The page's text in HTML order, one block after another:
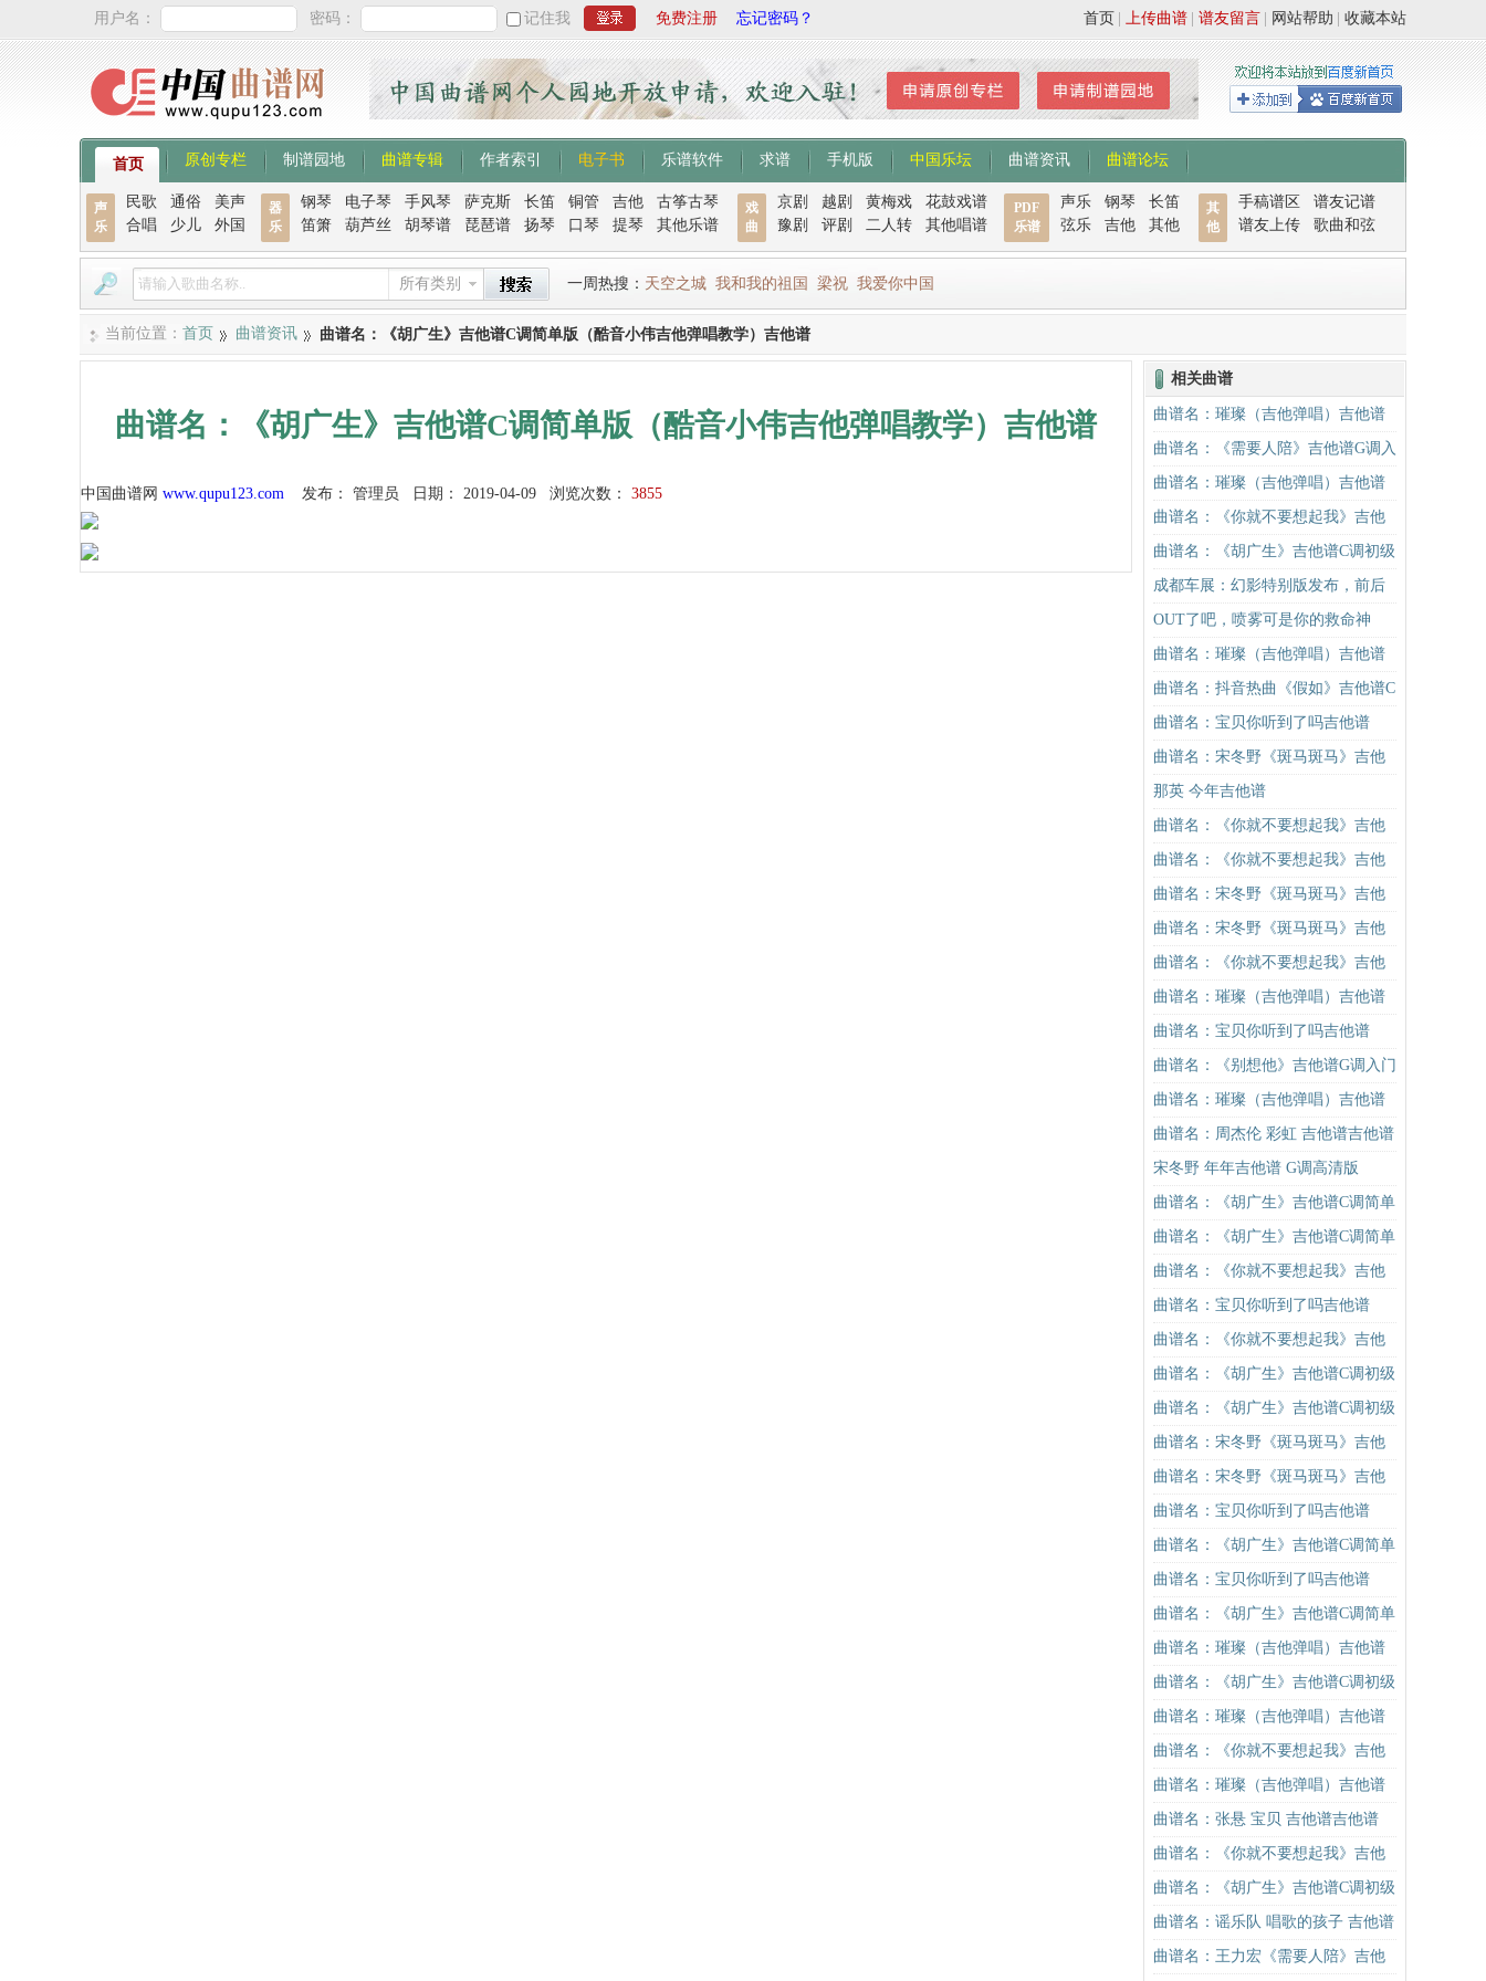
用户名： 密码： 记住我 免费注册 忘记密码？ 收藏本站
网站帮助
谱友留言
上传曲谱
首页
首页 原创专栏 制谱园地 曲谱专辑 作者索引 电子书 乐谱软件 求谱 手机版 中国乐坛 曲谱资讯 曲谱论坛
声
乐
民歌 通俗
美声
合唱
少儿 外国
器
乐
钢琴 电子琴 手风琴 萨克斯 长笛 铜管 吉他
古筝古琴
笛箫
葫芦丝 胡琴谱 琵琶谱 扬琴 口琴 提琴 其他乐谱
戏
曲
京剧 越剧 黄梅戏
花鼓戏谱
豫剧
评剧 二人转 其他唱谱
PDF
乐谱
声乐 钢琴
长笛
弦乐
吉他 其他
其
他
手稿谱区
谱友记谱
谱友上传
歌曲和弦
所有类别 一周热搜： 天空之城 我和我的祖国 梁祝 我爱你中国
当前位置： 首页 曲谱资讯 曲谱名：《胡广生》吉他谱C调简单版（酷音小伟吉他弹唱教学）吉他谱
曲谱名：《胡广生》吉他谱C调简单版（酷音小伟吉他弹唱教学）吉他谱
中国曲谱网 www.qupu123.com 发布： 管理员 日期： 2019-04-09 浏览次数： 3855
相关曲谱
曲谱名：璀璨（吉他弹唱）吉他谱
曲谱名：《需要人陪》吉他谱G调入
门版 西虹市首富推广曲 高音教编配
吉他谱
曲谱名：璀璨（吉他弹唱）吉他谱
曲谱名：《你就不要想起我》吉他
谱C调简单版吉他谱
曲谱名：《胡广生》吉他谱C调初级
进阶版（酷音小伟吉他弹唱教学）
吉他谱
成都车展：幻影特别版发布，前后
排隔断
OUT了吧，喷雾可是你的救命神
器！
曲谱名：璀璨（吉他弹唱）吉他谱
曲谱名：抖音热曲《假如》吉他谱C
调入门版 信乐团 高音教编配吉他谱
曲谱名：宝贝你听到了吗吉他谱
曲谱名：宋冬野《斑马斑马》吉他
谱G调初级进阶版（酷音小伟吉他教
学）吉他谱
那英 今年吉他谱
曲谱名：《你就不要想起我》吉他
谱C调简单版吉他谱
曲谱名：《你就不要想起我》吉他
谱C调简单版吉他谱
曲谱名：宋冬野《斑马斑马》吉他
谱G调初级进阶版（酷音小伟吉他教
学）吉他谱
曲谱名：宋冬野《斑马斑马》吉他
谱C调简单版（酷音小伟吉他教学）
吉他谱
曲谱名：《你就不要想起我》吉他
谱C调简单版吉他谱
曲谱名：璀璨（吉他弹唱）吉他谱
曲谱名：宝贝你听到了吗吉他谱
曲谱名：《别想他》吉他谱G调入门
版 抖音热曲 高音教编配吉他谱
曲谱名：璀璨（吉他弹唱）吉他谱
曲谱名：周杰伦 彩虹 吉他谱吉他谱
宋冬野 年年吉他谱 G调高清版
曲谱名：《胡广生》吉他谱C调简单
版（酷音小伟吉他弹唱教学）吉他
谱
曲谱名：《胡广生》吉他谱C调简单
版（酷音小伟吉他弹唱教学）吉他
谱
曲谱名：《你就不要想起我》吉他
谱C调简单版吉他谱
曲谱名：宝贝你听到了吗吉他谱
曲谱名：《你就不要想起我》吉他
谱C调简单版吉他谱
曲谱名：《胡广生》吉他谱C调初级
进阶版（酷音小伟吉他弹唱教学）
吉他谱
曲谱名：《胡广生》吉他谱C调初级
进阶版（酷音小伟吉他弹唱教学）
吉他谱
曲谱名：宋冬野《斑马斑马》吉他
谱C调简单版（酷音小伟吉他教学）
吉他谱
曲谱名：宋冬野《斑马斑马》吉他
谱C调简单版（酷音小伟吉他教学）
吉他谱
曲谱名：宝贝你听到了吗吉他谱
曲谱名：《胡广生》吉他谱C调简单
版（酷音小伟吉他弹唱教学）吉他
谱
曲谱名：宝贝你听到了吗吉他谱
曲谱名：《胡广生》吉他谱C调简单
版（酷音小伟吉他弹唱教学）吉他
谱
曲谱名：璀璨（吉他弹唱）吉他谱
曲谱名：《胡广生》吉他谱C调初级
进阶版（酷音小伟吉他弹唱教学）
吉他谱
曲谱名：璀璨（吉他弹唱）吉他谱
曲谱名：《你就不要想起我》吉他
谱C调简单版吉他谱
曲谱名：璀璨（吉他弹唱）吉他谱
曲谱名：张悬 宝贝 吉他谱吉他谱
曲谱名：《你就不要想起我》吉他
谱C调简单版吉他谱
曲谱名：《胡广生》吉他谱C调初级
进阶版（酷音小伟吉他弹唱教学）
吉他谱
曲谱名：谣乐队 唱歌的孩子 吉他谱
吉他谱
曲谱名：王力宏《需要人陪》吉他